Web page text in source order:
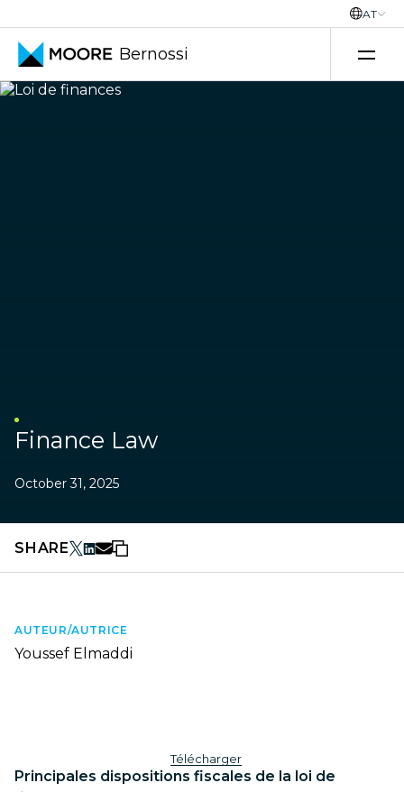
Skip to content
AT
Bernossi
Finance Law
October 31, 2025
SHARE
AUTEUR/AUTRICE
Youssef Elmaddi
Télécharger
Principales dispositions fiscales de la loi de